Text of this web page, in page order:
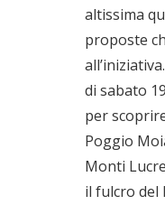
altissima
proposte
di sabato
per
Poggio
Monti
il fulcro del